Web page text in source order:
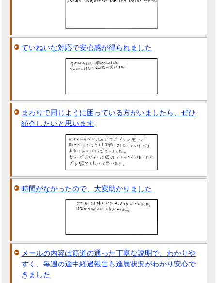
ていねいな対応で安心感が得られました
まわりで同じように困っている方がいましたら、ぜひ
紹介したいと思います
時間がなかったので、大変助かりました
メールの内容は筋道の通った丁寧な説明で、わかりや
すく、毎週の途中経過報告も進展状況がわかり安心で
きました